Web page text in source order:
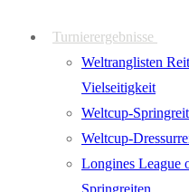
Turnierergebnisse
Weltranglisten
Vielseitigkeit
Weltcup-
Weltcup-
Longines League
Springreiten